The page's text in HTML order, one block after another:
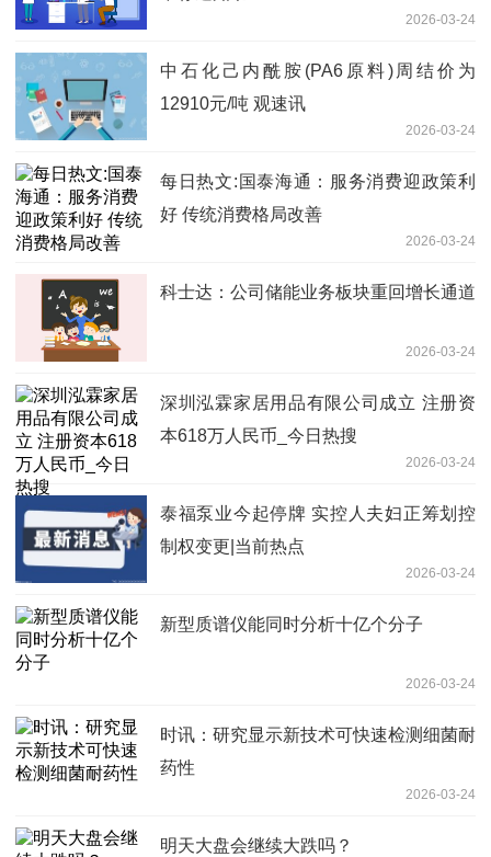
2026-03-24
中石化己内酰胺(PA6原料)周结价为
12910元/吨 观速讯
2026-03-24
每日热文:国泰海通：服务消费迎政策利
好 传统消费格局改善
2026-03-24
科士达：公司储能业务板块重回增长通道
2026-03-24
深圳泓霖家居用品有限公司成立 注册资
本618万人民币_今日热搜
2026-03-24
泰福泵业今起停牌 实控人夫妇正筹划控
制权变更|当前热点
2026-03-24
新型质谱仪能同时分析十亿个分子
2026-03-24
时讯：研究显示新技术可快速检测细菌耐
药性
2026-03-24
明天大盘会继续大跌吗？